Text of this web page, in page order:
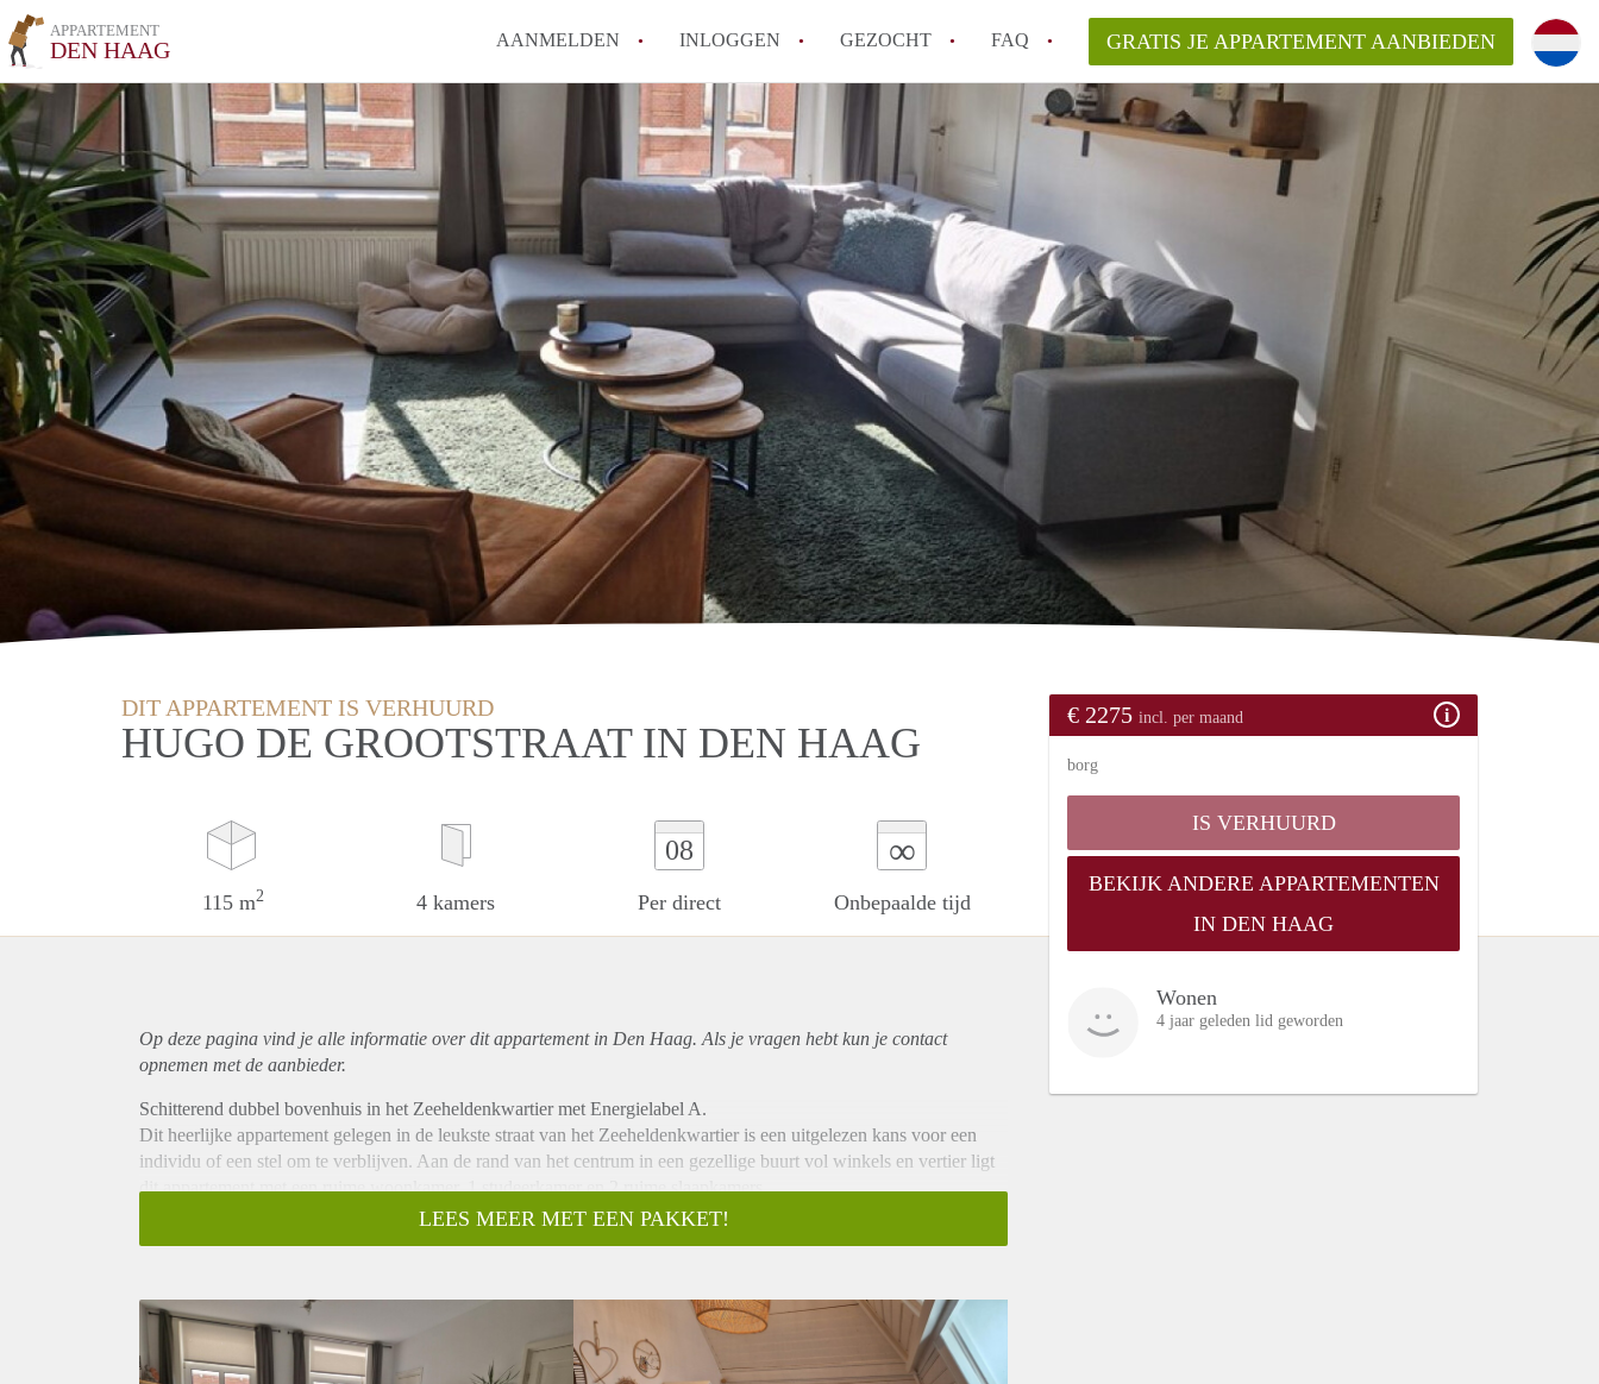
APPARTEMENT
DEN HAAG AANMELDEN INLOGGEN GEZOCHT FAQ
How to translate AppartementDenHaag!
Wat is Appartement-DenHaag?
Hoeveel kost het om te reageren op een Appartement in Den Haag?
Wat is de privacyverklaring van Appartement-DenHaag?
Berekent Appartement-DenHaag
makelaarsvergoeding/bemiddelingsvergoeding?
Alle veelgestelde vragen
GRATIS JE APPARTEMENT AANBIEDEN
DIT APPARTEMENT IS VERHUURD
HUGO DE GROOTSTRAAT IN DEN HAAG
115 m2 4 kamers
08
Per direct
∞
Onbepaalde tijd
€ 2275 incl. per maand
borg
IS VERHUURD
BEKIJK ANDERE APPARTEMENTEN
IN DEN HAAG
Wonen
4 jaar geleden lid geworden
Op deze pagina vind je alle informatie over ditappartementin Den Haag. Als je vragen hebt kun je contact
opnemen met de aanbieder.
Schitterend dubbel bovenhuis in het Zeeheldenkwartier met Energielabel A.
Dit heerlijke appartement gelegen in de leukste straat van het Zeeheldenkwartier is een uitgelezen kans voor een
individu of een stel om te verblijven. Aan de rand van het centrum in een gezellige buurt vol winkels en vertier ligt
dit appartement met een ruime woonkamer, 1 studeerkamer en 2 ruime slaapkamers.
Het appartement heeft 2 verdiepingen ( 2e en 3e).
Op de 2e verdieping bevindt zich de hal die leidt naar Wc, Studeerkamer( met wasmachine aansluiting in de kast)
douche en bad.
Dit huis is echt het bezoeken waard.
Bijzonderheden:
LEES MEER MET EEN PAKKET!